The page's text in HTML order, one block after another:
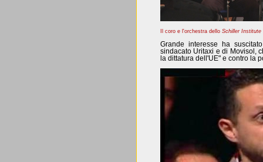
Il coro e l'orchestra dello Schiller Institute
Grande interesse ha
sindacato Uritaxi e di Movisol,
la dittatura dell'UE" e contro la